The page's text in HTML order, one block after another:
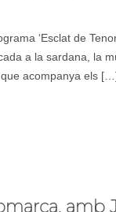
‘Esclat de
a la sardana, la
que acompanya els
amb